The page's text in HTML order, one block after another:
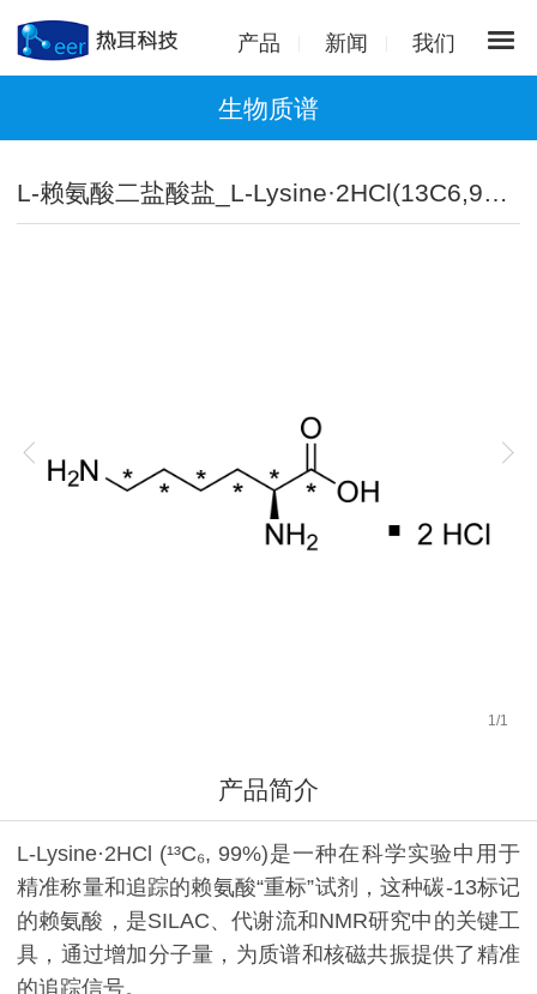
产品 新闻 我们
生物质谱
L-赖氨酸二盐酸盐_L-Lysine·2HCl(13C6,99%)
1 /1
产品简介
L-Lysine·2HCl (¹³C₆, 99%)是一种在科学实验中用于
精准称量和追踪的赖氨酸“重标”试剂，这种碳-13标记
的赖氨酸，是SILAC、代谢流和NMR研究中的关键工
具，通过增加分子量，为质谱和核磁共振提供了精准
的追踪信号。